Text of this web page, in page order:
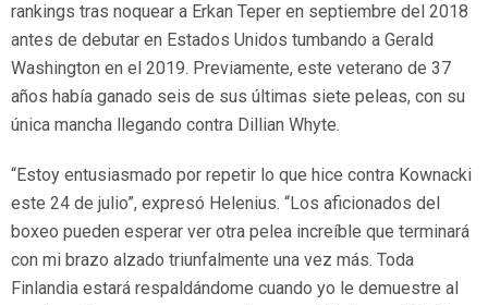
rankings tras noquear a Erkan Teper en septiembre del 2018
antes de debutar en Estados Unidos tumbando a Gerald
Washington en el 2019. Previamente, este veterano de 37
años había ganado seis de sus últimas siete peleas, con su
única mancha llegando contra Dillian Whyte.
“Estoy entusiasmado por repetir lo que hice contra Kownacki
este 24 de julio”, expresó Helenius. “Los aficionados del
boxeo pueden esperar ver otra pelea increíble que terminará
con mi brazo alzado triunfalmente una vez más. Toda
Finlandia estará respaldándome cuando yo le demuestre al